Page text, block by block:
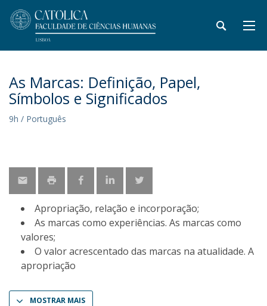
As Marcas: Definição, Papel,
Símbolos e Significados
9h / Português
Apropriação, relação e incorporação;
As marcas como experiências. As marcas como
valores;
O valor acrescentado das marcas na atualidade. A
apropriação
MOSTRAR MAIS